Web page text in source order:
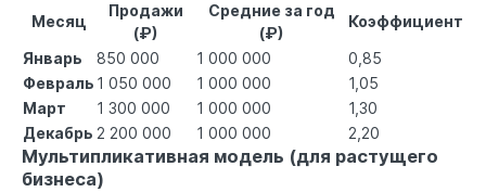
Месяц
Продажи
(₽)
Средние за год
(₽)
Коэффициент
Январь
850 000 1 000 000
0,85
Февраль 1 050 000 1 000 000
1,05
Март
1 300 000 1 000 000
1,30
Декабрь 2 200 000 1 000 000 2,20
Мультипликативная модель (для растущего
бизнеса)